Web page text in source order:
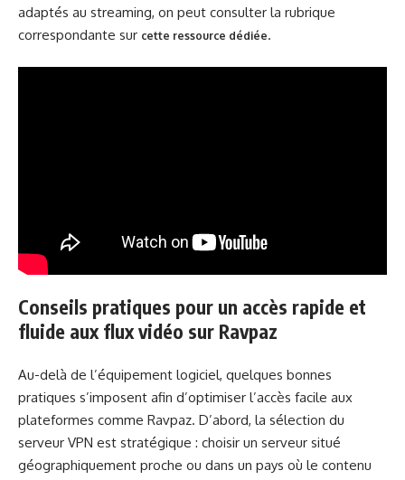
adaptés au streaming, on peut consulter la rubrique
correspondante sur cette ressource dédiée.
Conseils pratiques pour un accès rapide et
fluide aux flux vidéo sur Ravpaz
Au-delà de l’équipement logiciel, quelques bonnes
pratiques s’imposent afin d’optimiser l’accès facile aux
plateformes comme Ravpaz. D’abord, la sélection du
serveur VPN est stratégique : choisir un serveur situé
géographiquement proche ou dans un pays où le contenu